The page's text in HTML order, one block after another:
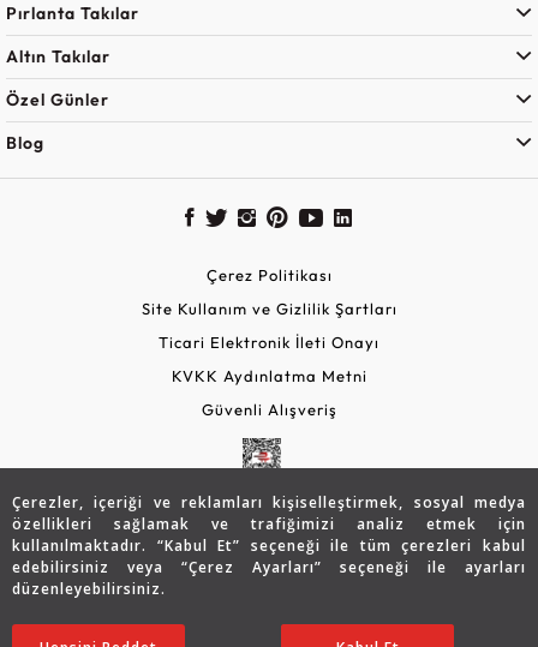
Çerezler, içeriği ve reklamları kişiselleştirmek, sosyal medya
özellikleri sağlamak ve trafiğimizi analiz etmek için
kullanılmaktadır. “Kabul Et” seçeneği ile tüm çerezleri kabul
edebilirsiniz veya “Çerez Ayarları” seçeneği ile ayarları
düzenleyebilirsiniz.
Pırlanta Takılar
Altın Takılar
Özel Günler
Blog
Çerez Politikası
Site Kullanım ve Gizlilik Şartları
Ticari Elektronik İleti Onayı
KVKK Aydınlatma Metni
Güvenli Alışveriş